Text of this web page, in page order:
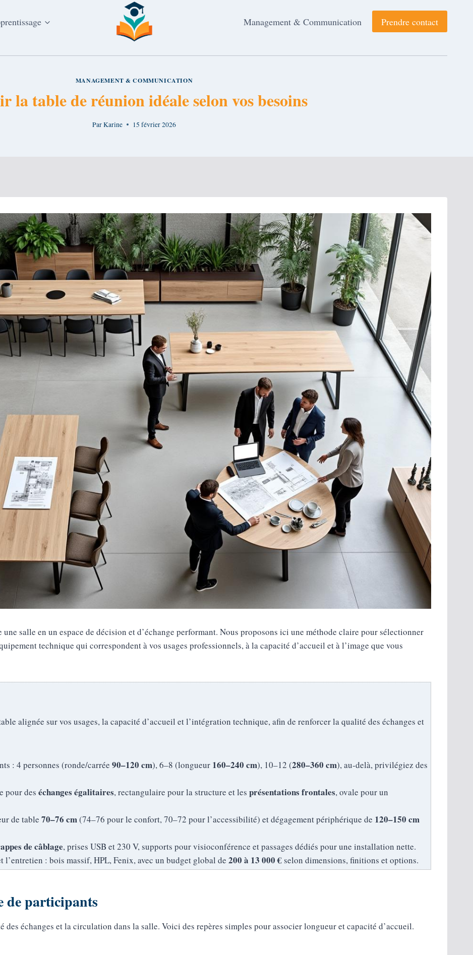
Management & Communication Prendre contact
MANAGEMENT & COMMUNICATION
la table de réunion idéale selon vos besoins
ParKarine 15 février 2026
salle en un espace de décision et d’échange performant. Nous proposons ici une méthode claire pour sélectionner
technique qui correspondent à vos usages professionnels, à la capacité d’accueil et à l’image que vous
alignée sur vos usages, la capacité d’accueil et l’intégration technique, afin de renforcer la qualité des échanges et
: 4 personnes (ronde/carrée 90–120 cm), 6–8 (longueur 160–240 cm), 10–12 (280–360 cm), au‑delà, privilégiez des
pour des échanges égalitaires, rectangulaire pour la structure et les présentations frontales, ovale pour un
de table 70–76 cm(74–76 pour le confort, 70–72 pour l’accessibilité) et dégagement périphérique de 120–150 cm
de câblage, prises USB et 230 V, supports pour visioconférence et passages dédiés pour une installation nette.
l’entretien : bois massif, HPL, Fenix, avec un budget global de 200 à 13 000 €selon dimensions, finitions et options.
de participants
échanges et la circulation dans la salle. Voici des repères simples pour associer longueur et capacité d’accueil.